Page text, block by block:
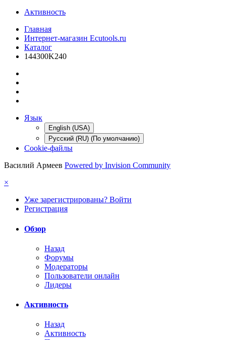
Активность
Главная
Интернет-магазин Ecutools.ru
Каталог
144300K240
Язык
English (USA)
Русский (RU) (По умолчанию)
Cookie-файлы
Василий Армеев Powered by Invision Community
×
Уже зарегистрированы? Войти
Регистрация
Обзор
Назад
Форумы
Модераторы
Пользователи онлайн
Лидеры
Активность
Назад
Активность